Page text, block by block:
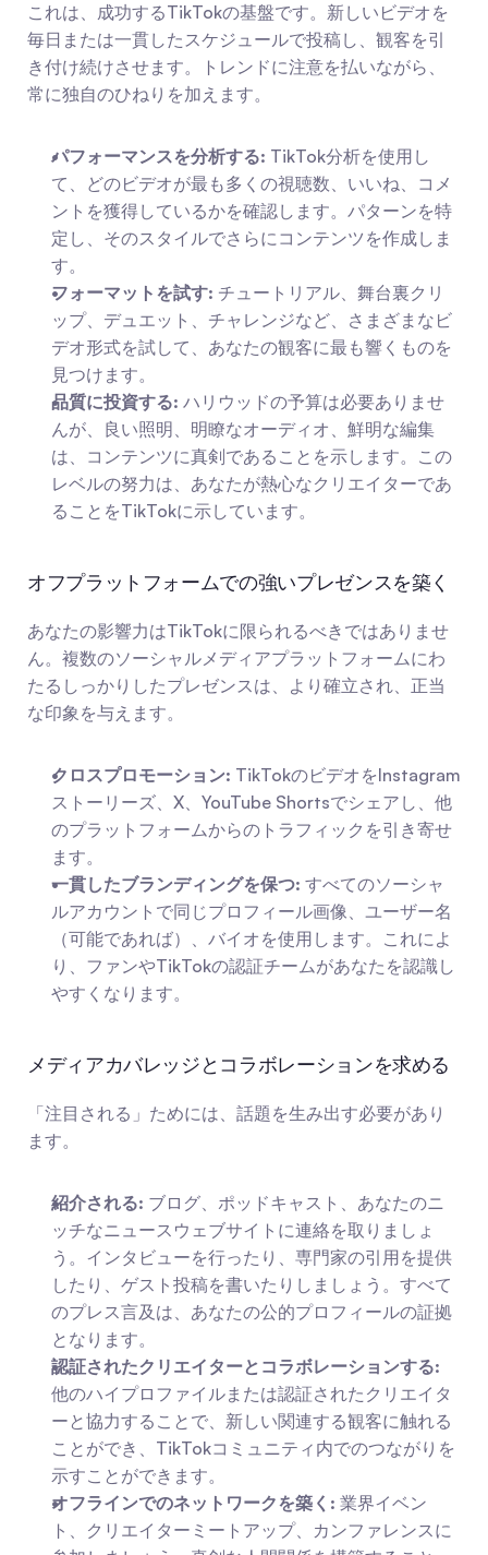
これは、成功するTikTokの基盤です。新しいビデオを
毎日または一貫したスケジュールで投稿し、観客を引
き付け続けさせます。トレンドに注意を払いながら、
常に独自のひねりを加えます。
パフォーマンスを分析する: TikTok分析を使用し
て、どのビデオが最も多くの視聴数、いいね、コメ
ントを獲得しているかを確認します。パターンを特
定し、そのスタイルでさらにコンテンツを作成しま
す。
フォーマットを試す: チュートリアル、舞台裏クリ
ップ、デュエット、チャレンジなど、さまざまなビ
デオ形式を試して、あなたの観客に最も響くものを
見つけます。
品質に投資する: ハリウッドの予算は必要ありませ
んが、良い照明、明瞭なオーディオ、鮮明な編集
は、コンテンツに真剣であることを示します。この
レベルの努力は、あなたが熱心なクリエイターであ
ることをTikTokに示しています。
オフプラットフォームでの強いプレゼンスを築く
あなたの影響力はTikTokに限られるべきではありませ
ん。複数のソーシャルメディアプラットフォームにわ
たるしっかりしたプレゼンスは、より確立され、正当
な印象を与えます。
クロスプロモーション: TikTokのビデオをInstagram
ストーリーズ、X、YouTube Shortsでシェアし、他
のプラットフォームからのトラフィックを引き寄せ
ます。
一貫したブランディングを保つ: すべてのソーシャ
ルアカウントで同じプロフィール画像、ユーザー名
（可能であれば）、バイオを使用します。これによ
り、ファンやTikTokの認証チームがあなたを認識し
やすくなります。
メディアカバレッジとコラボレーションを求める
「注目される」ためには、話題を生み出す必要があり
ます。
紹介される: ブログ、ポッドキャスト、あなたのニ
ッチなニュースウェブサイトに連絡を取りましょ
う。インタビューを行ったり、専門家の引用を提供
したり、ゲスト投稿を書いたりしましょう。すべて
のプレス言及は、あなたの公的プロフィールの証拠
となります。
認証されたクリエイターとコラボレーションする:
他のハイプロファイルまたは認証されたクリエイタ
ーと協力することで、新しい関連する観客に触れる
ことができ、TikTokコミュニティ内でのつながりを
示すことができます。
オフラインでのネットワークを築く: 業界イベン
ト、クリエイターミートアップ、カンファレンスに